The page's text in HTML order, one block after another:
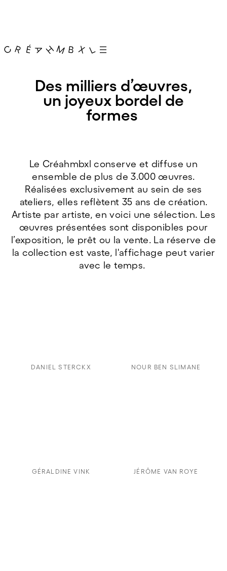
Des milliers d’œuvres,
un joyeux bordel de
formes
Le Créahmbxl conserve et diffuse un
ensemble de plus de 3.000 œuvres.
Réalisées exclusivement au sein de ses
ateliers, elles reflètent 35 ans de création.
Artiste par artiste, en voici une sélection. Les
œuvres présentées sont disponibles pour
l’exposition, le prêt ou la vente. La réserve de
la collection est vaste, l'affichage peut varier
avec le temps.
DANIEL STERCKX NOUR BEN SLIMANE
GÉRALDINE VINK JÉRÔME VAN ROYE